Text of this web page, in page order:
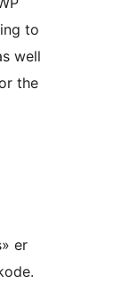
to
well
the
er